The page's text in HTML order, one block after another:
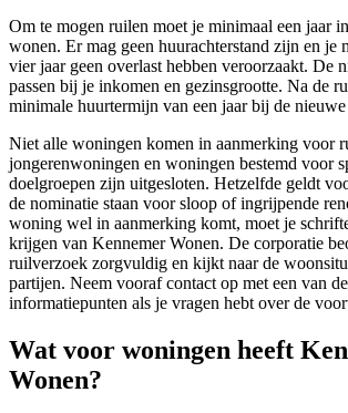
Om te mogen ruilen moet je minimaal een jaar
wonen. Er mag geen huurachterstand zijn en je
vier jaar geen overlast hebben veroorzaakt. De
passen bij je inkomen en gezinsgrootte. Na de
minimale huurtermijn van een jaar bij de
Niet alle woningen komen in aanmerking voor
jongerenwoningen en woningen bestemd voor
doelgroepen zijn uitgesloten. Hetzelfde geldt
de nominatie staan voor sloop of ingrijpende
woning wel in aanmerking komt, moet je
krijgen van Kennemer Wonen. De corporatie
ruilverzoek zorgvuldig en kijkt naar de
partijen. Neem vooraf contact op met een van
informatiepunten als je vragen hebt over de
Wat voor woningen heeft
Wonen?